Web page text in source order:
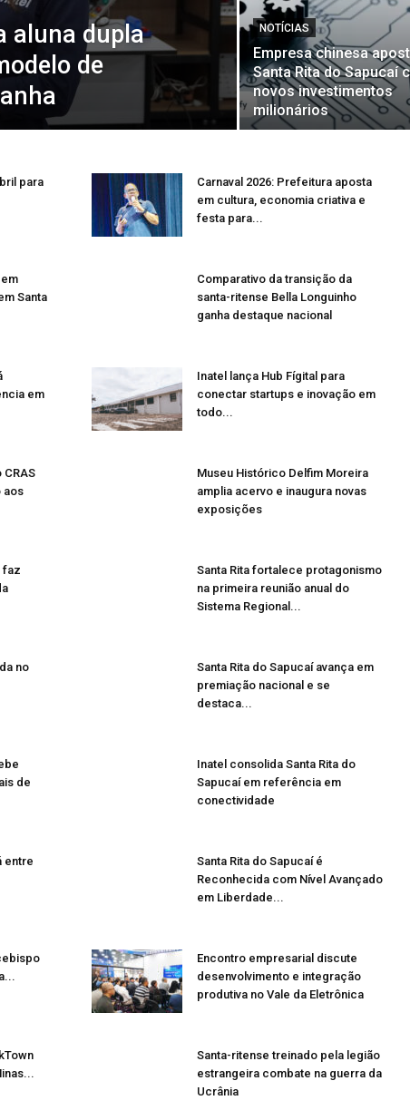
aluna dupla
de
NOTÍCIAS
Empresa chinesa
Santa Rita do Sapucaí
novos investimentos
milionários
para
Carnaval 2026: Prefeitura aposta
em cultura, economia criativa e
festa para...
Santa
Comparativo da transição da
santa-ritense Bella Longuinho
ganha destaque nacional
em
Inatel lança Hub Fígital para
conectar startups e inovação em
todo...
aos
Museu Histórico Delfim Moreira
amplia acervo e inaugura novas
exposições
faz
Santa Rita fortalece protagonismo
na primeira reunião anual do
Sistema Regional...
no
Santa Rita do Sapucaí avança em
premiação nacional e se
destaca...
de
Inatel consolida Santa Rita do
Sapucaí em referência em
conectividade
entre
Santa Rita do Sapucaí é
Reconhecida com Nível Avançado
em Liberdade...
Encontro empresarial discute
desenvolvimento e integração
produtiva no Vale da Eletrônica
Santa-ritense treinado pela legião
estrangeira combate na guerra da
Ucrânia